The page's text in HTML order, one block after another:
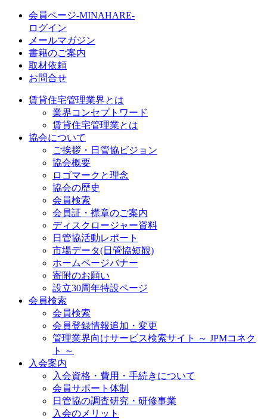
会員ページ-MINAHARE-
ログイン
メールマガジン
書籍のご案内
取材依頼
お問合せ
賃貸住宅管理業界とは
業界コンセプトワード
賃貸住宅管理業とは
協会について
ご挨拶・日管協ビジョン
協会概要
ロゴマークと理念
協会の歴史
会員検索
会員証・襟章のご案内
ディスクロージャー資料
日管協活動レポート
市場データ(日管協短観)
ホームページバナー
寄附のお願い
設立30周年特設ページ
会員検索
会員検索
会員登録情報追加・変更
管理業界向けサービス検索サイト ～ JPMコネク
ト ～
入会案内
入会資格・費用・手続きについて
会員サポート体制
日管協の調査研究・研修事業
入会のメリット